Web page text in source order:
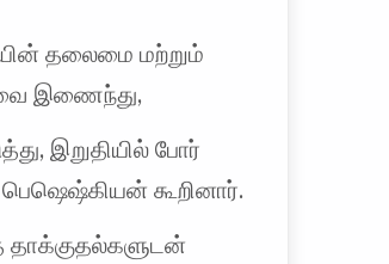
தலைமை மற்றும்
இணைந்து,
இறுதியில் போர்
பெஷெஷ்கியன் கூறினார்.
தாக்குதல்களுடன்